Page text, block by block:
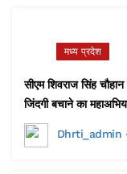
मध्य प्रदेश
सीएम शिवराज सिंह
जिंदगी बचाने का
Dhrti_admin